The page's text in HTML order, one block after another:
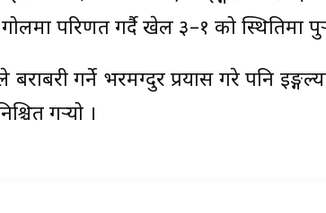
परिणत गर्दै खेल ३–१ को स्थितिमा
गर्ने भरमग्दुर प्रयास गरे पनि
गर्‍यो ।